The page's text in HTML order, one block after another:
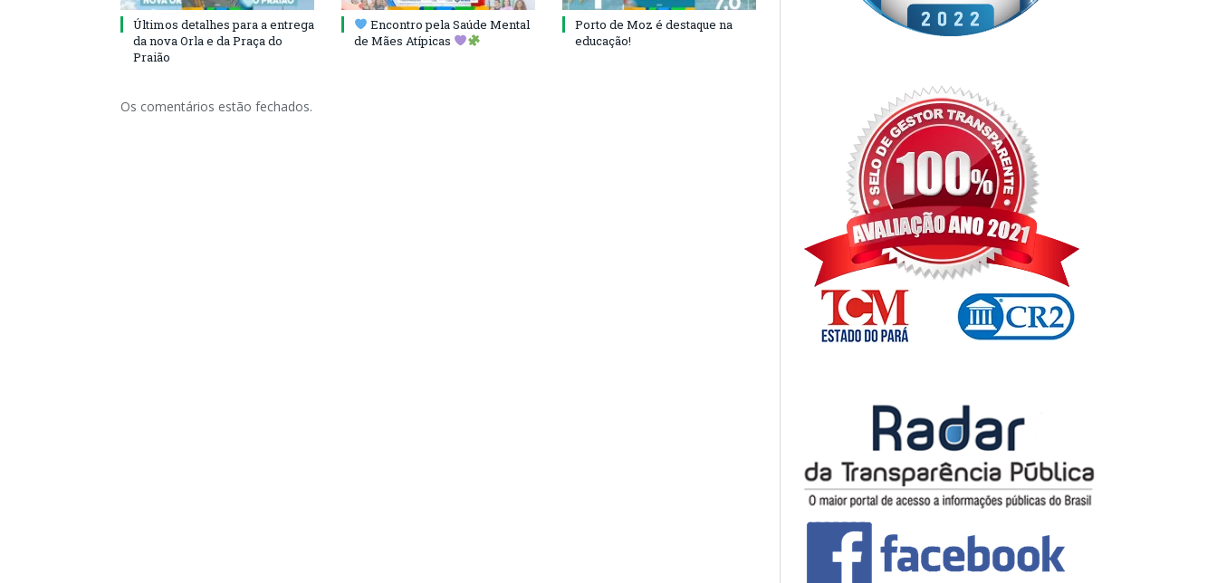
Últimos detalhes para a entrega
da nova Orla e da Praça do
Praião
Encontro pela Saúde Mental
de Mães Atípicas
Porto de Moz é destaque na
educação!
Os comentários estão fechados.